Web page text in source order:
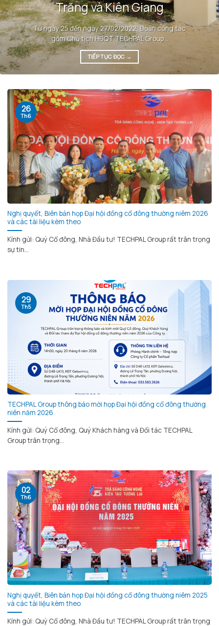
Trăng và Kiên Giang
Từ ngày 25 đến ngày 27/02/2022, Đoàn công tác
gồm Chủ tịch HĐQT TECHPAL Group...
TIẾP TỤC ĐỌC →
Nghị quyết, Biên bản họp Đại hội đồng cổ đông thường niêm 2026
và các tài liệu kèm theo
Kính gửi: Quý Cổ đông, Nhà Đầu tư! TECHPAL Group rất trân trọng
sự tin...
26
Th6
TECHPAL Group thông báo mời họp Đại hội đồng cổ đông thường
niên năm 2026
Kính gửi: Quý Cổ đông, Quý Khách hàng và Đối tác TECHPAL
Group trân trọng...
29
Th5
Nghị quyết, Biên bản họp Đại hội đồng cổ đông thường niêm 2025
và các tài liệu kèm theo
Kính gửi: Quý Cổ đông, Nhà Đầu tư! TECHPAL Group rất trân trọng
02
Th6